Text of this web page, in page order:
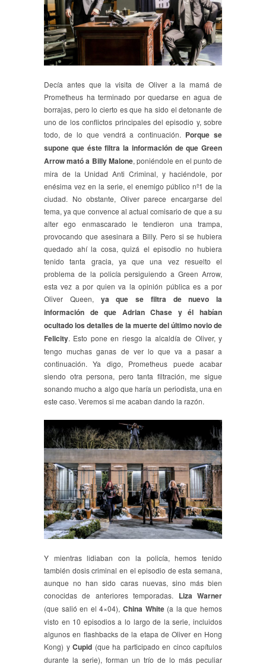
Decía antes que la visita de Oliver a la mamá de
Prometheus ha terminado por quedarse en agua de
borrajas, pero lo cierto es que ha sido el detonante de
uno de los conflictos principales del episodio y, sobre
todo, de lo que vendrá a continuación. Porque se
supone que éste filtra la información de que Green
Arrow mató a Billy Malone, poniéndole en el punto de
mira de la Unidad Anti Criminal, y haciéndole, por
enésima vez en la serie, el enemigo público nº1 de la
ciudad. No obstante, Oliver parece encargarse del
tema, ya que convence al actual comisario de que a su
alter ego enmascarado le tendieron una trampa,
provocando que asesinara a Billy. Pero si se hubiera
quedado ahí la cosa, quizá el episodio no hubiera
tenido tanta gracia, ya que una vez resuelto el
problema de la policía persiguiendo a Green Arrow,
esta vez a por quien va la opinión pública es a por
Oliver Queen, ya que se filtra de nuevo la
información de que Adrian Chase y él habían
ocultado los detalles de la muerte del último novio de
Felicity. Esto pone en riesgo la alcaldía de Oliver, y
tengo muchas ganas de ver lo que va a pasar a
continuación. Ya digo, Prometheus puede acabar
siendo otra persona, pero tanta filtración, me sigue
sonando mucho a algo que haría un periodista, una en
este caso. Veremos si me acaban dando la razón.
Y mientras lidiaban con la policía, hemos tenido
también dosis criminal en el episodio de esta semana,
aunque no han sido caras nuevas, sino más bien
conocidas de anteriores temporadas. Liza Warner
(que salió en el 4×04), China White(a la que hemos
visto en 10 episodios a lo largo de la serie, incluidos
algunos en flashbacks de la etapa de Oliver en Hong
Kong) y Cupid (que ha participado en cinco capítulos
durante la serie), forman un trío de lo más peculiar